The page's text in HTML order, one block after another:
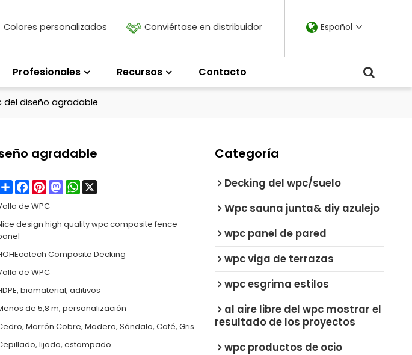
Colores personalizados Conviértase en distribuidor
Profesionales Recursos Contacto
Español
diseño agradable
agradable
ShareFacebook
PinterestMastodonWhatsApp
de WPC
design high quality wpc composite fence
Composite Decking
de WPC
biomaterial, aditivos
de 5,8 m, personalización
Marrón Cobre, Madera, Sándalo, Café, Gris
lijado, estampado
Categoría
Decking del wpc/suelo
Wpc sauna junta& diy azulejo
wpc panel de pared
wpc viga de terrazas
wpc esgrima estilos
al aire libre del wpc mostrar el
resultado de los proyectos
wpc productos de ocio